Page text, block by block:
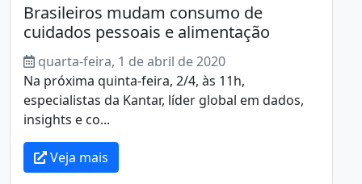
Brasileiros mudam consumo de
cuidados pessoais e alimentação
quarta-feira, 1 de abril de 2020
Na próxima quinta-feira, 2/4, às 11h,
especialistas da Kantar, líder global em dados,
insights e co...
Veja mais